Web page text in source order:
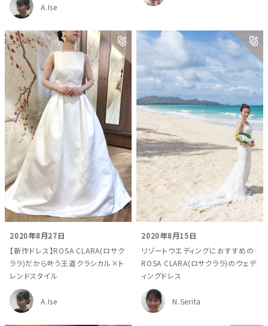
A.Ise
2020年8月27日
【新作ドレス】ROSA CLARA(ロサク
ララ)だから叶う王道クラシカル×ト
レンドスタイル
A.Ise
2020年8月15日
リゾートウエディングにおすすめの
ROSA CLARA(ロサクララ)のウェデ
ィングドレス
N.Serita